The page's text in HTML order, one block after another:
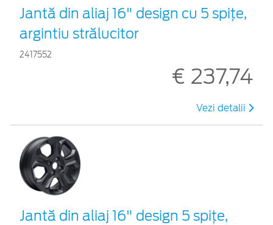
Jantă din aliaj 16" design cu 5 spițe,
argintiu strălucitor
2417552
€ 237,74
Vezi detalii
Jantă din aliaj 16" design 5 spițe,